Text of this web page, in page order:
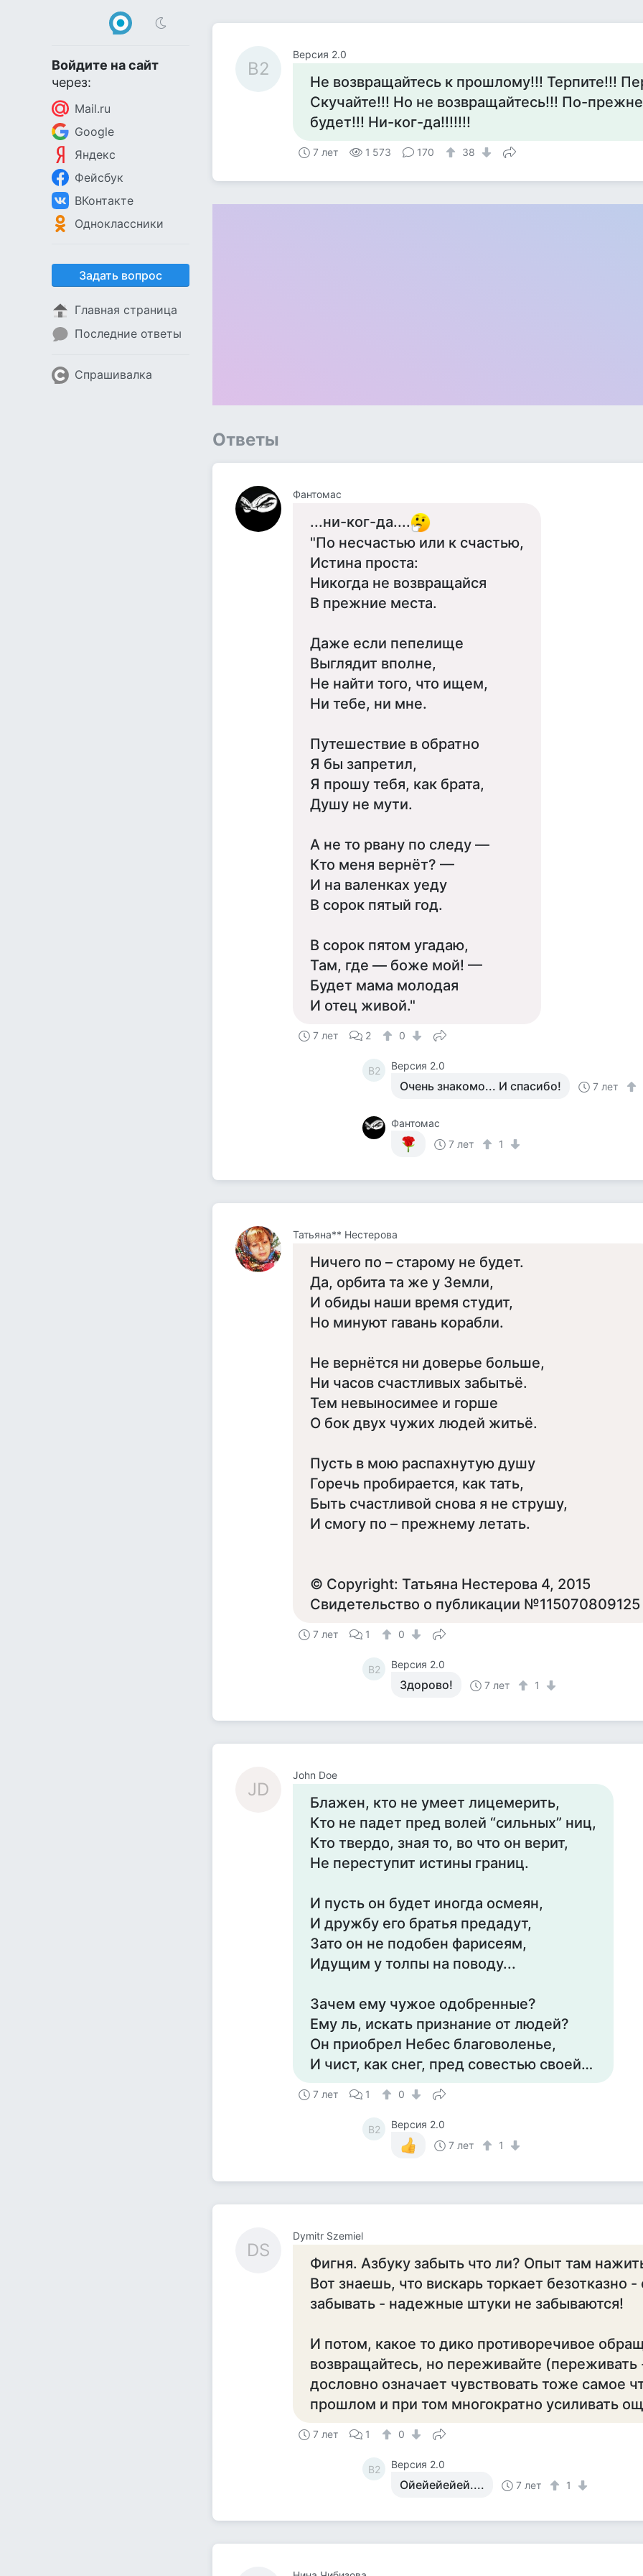
Войдите на сайт
через:
Mail.ru
Google
Яндекс
Фейсбук
ВКонтакте
Одноклассники
Задать вопрос
Главная страница
Последние ответы
Спрашивалка
В2
Версия 2.0
Не возвращайтесь к прошлому!!! Терпите!!!
Скучайте!!! Но не возвращайтесь!!! По-
будет!!! Ни-ког-да!!!!!!!
7 лет 1 573 170 38
Ответы
Фантомас
...ни-ког-да....
"По несчастью или к счастью,
Истина проста:
Никогда не возвращайся
В прежние места.
Даже если пепелище
Выглядит вполне,
Не найти того, что ищем,
Ни тебе, ни мне.
Путешествие в обратно
Я бы запретил,
Я прошу тебя, как брата,
Душу не мути.
А не то рвану по следу —
Кто меня вернёт? —
И на валенках уеду
В сорок пятый год.
В сорок пятом угадаю,
Там, где — боже мой! —
Будет мама молодая
И отец живой."
7 лет 2 0
В2 Версия 2.0
Очень знакомо... И спасибо! 7 лет
Фантомас
7 лет
1
Татьяна** Нестерова
Ничего по – старому не будет.
Да, орбита та же у Земли,
И обиды наши время студит,
Но минуют гавань корабли.
Не вернётся ни доверье больше,
Ни часов счастливых забытьё.
Тем невыносимее и горше
О бок двух чужих людей житьё.
Пусть в мою распахнутую душу
Горечь пробирается, как тать,
Быть счастливой снова я не струшу,
И смогу по – прежнему летать.
© Copyright: Татьяна Нестерова 4, 2015
Свидетельство о публикации №115070809125
7 лет 1 0
В2 Версия 2.0
Здорово! 7 лет 1
JD
John Doe
Блажен, кто не умеет лицемерить,
Кто не падет пред волей “сильных” ниц,
Кто твердо, зная то, во что он верит,
Не переступит истины границ.
И пусть он будет иногда осмеян,
И дружбу его братья предадут,
Зато он не подобен фарисеям,
Идущим у толпы на поводу...
Зачем ему чужое одобренные?
Ему ль, искать признание от людей?
Он приобрел Небес благоволенье,
И чист, как снег, пред совестью своей…
7 лет 1 0
В2
Версия 2.0
7 лет
1
DS
Dymitr Szemiel
Фигня. Азбуку забыть что ли? Опыт там
Вот знаешь, что вискарь торкает безотказно -
забывать - надежные штуки не забываются!
И потом, какое то дико противоречивое
возвращайтесь, но переживайте (переживать
дословно означает чувствовать тоже самое
прошлом и при том многократно усиливать
7 лет 1 0
В2 Версия 2.0
Ойейейейей.... 7 лет 1